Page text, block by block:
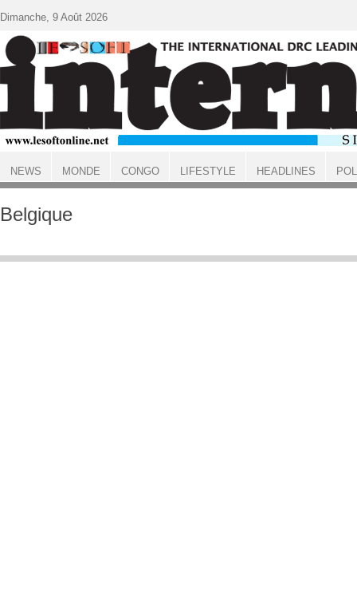
ACCUEIL
Belgique
Dimanche, 9 Août 2026
NEWS MONDE CONGO LIFESTYLE HEADLINES